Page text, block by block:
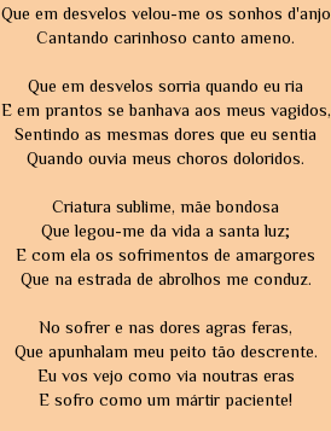
Que em desvelos velou-me os sonhos d'anjo
Cantando carinhoso canto ameno.
Que em desvelos sorria quando eu ria
E em prantos se banhava aos meus vagidos,
Sentindo as mesmas dores que eu sentia
Quando ouvia meus choros doloridos.
Criatura sublime, mãe bondosa
Que legou-me da vida a santa luz;
E com ela os sofrimentos de amargores
Que na estrada de abrolhos me conduz.
No sofrer e nas dores agras feras,
Que apunhalam meu peito tão descrente.
Eu vos vejo como via noutras eras
E sofro como um mártir paciente!